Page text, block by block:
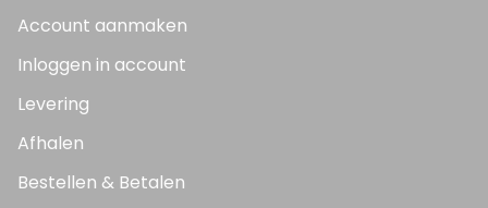
Account aanmaken
Inloggen in account
Levering
Afhalen
Bestellen & Betalen